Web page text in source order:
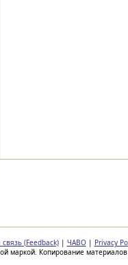
(Feedback) | ЧАВО | Privacy
маркой. Копирование